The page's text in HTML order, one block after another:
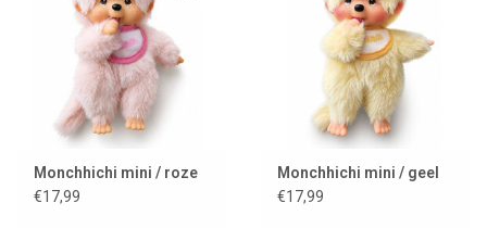
Monchhichi mini / roze
€17,99
Monchhichi mini / geel
€17,99